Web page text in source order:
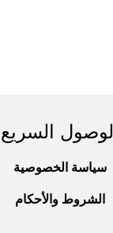
الوصول السريع
سياسة الخصوصية
الشروط والأحكام